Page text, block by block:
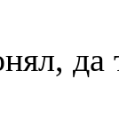
да